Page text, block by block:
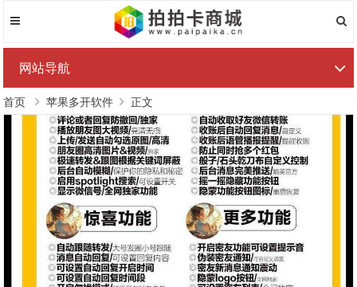
网站导航
首页 苹果多开软件 正文